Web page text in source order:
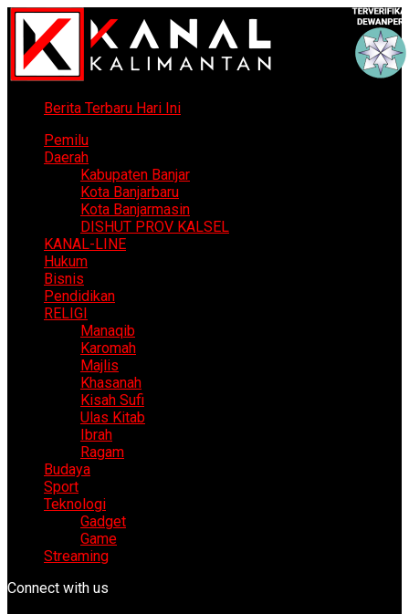
Berita Terbaru Hari Ini
Pemilu
Daerah
Kabupaten Banjar
Kota Banjarbaru
Kota Banjarmasin
DISHUT PROV KALSEL
KANAL-LINE
Hukum
Bisnis
Pendidikan
RELIGI
Manaqib
Karomah
Majlis
Khasanah
Kisah Sufi
Ulas Kitab
Ibrah
Ragam
Budaya
Sport
Teknologi
Gadget
Game
Streaming
Connect with us